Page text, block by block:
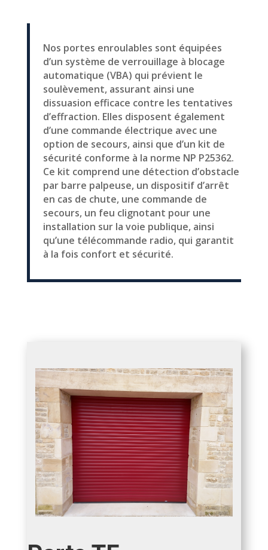
Nos portes enroulables sont équipées
d’un système de verrouillage à blocage
automatique (VBA) qui prévient le
soulèvement, assurant ainsi une
dissuasion efficace contre les tentatives
d’effraction. Elles disposent également
d’une commande électrique avec une
option de secours, ainsi que d’un kit de
sécurité conforme à la norme NP P25362.
Ce kit comprend une détection d’obstacle
par barre palpeuse, un dispositif d’arrêt
en cas de chute, une commande de
secours, un feu clignotant pour une
installation sur la voie publique, ainsi
qu’une télécommande radio, qui garantit
à la fois confort et sécurité.